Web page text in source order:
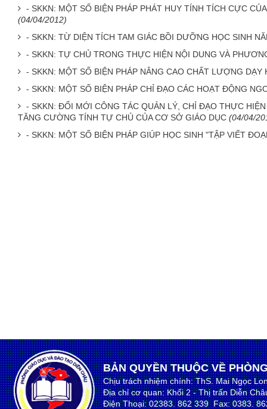
- SKKN: MỘT SỐ BIỆN PHÁP PHÁT HUY TÍNH TÍCH CỰC
(04/04/2012)
- SKKN: TỪ DIỆN TÍCH TAM GIÁC BỒI DƯỠNG HỌC SINH
- SKKN: TỰ CHỦ TRONG THỰC HIỆN NỘI DUNG VÀ
- SKKN: MỘT SỐ BIỆN PHÁP NÂNG CAO CHẤT LƯỢNG DẠY
- SKKN: MỘT SỐ BIỆN PHÁP CHỈ ĐẠO CÁC HOẠT ĐỘNG
- SKKN: ĐỔI MỚI CÔNG TÁC QUẢN LÝ, CHỈ ĐẠO THỰC
TĂNG CƯỜNG TÍNH TỰ CHỦ CỦA CƠ SỞ GIÁO DỤC (04/04/
- SKKN: MỘT SỐ BIỆN PHÁP GIÚP HỌC SINH "TẬP VIẾT
BẢN QUYỀN THUỘC VỀ
Chịu trách nhiệm chính: ThS. Mai Ngọc
Địa chỉ cơ quan: Khối 2 - Thị trấn Diễn
Điện Thoại: 02383. 862 339 Fax: 0383.